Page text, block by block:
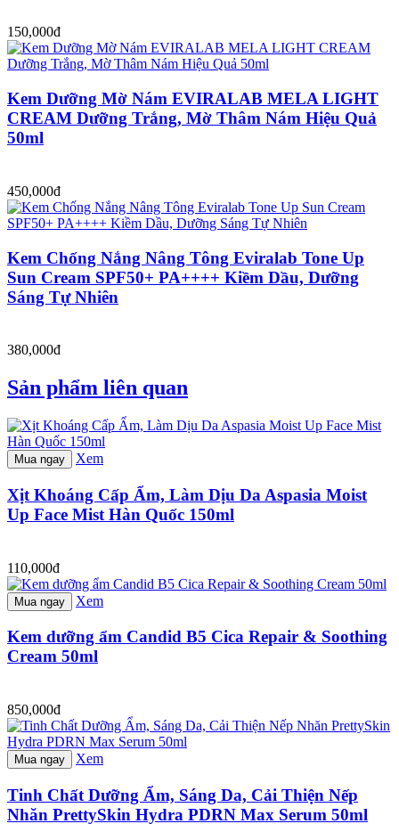
150,000đ
Kem Dưỡng Mờ Nám EVIRALAB MELA LIGHT
CREAM Dưỡng Trắng, Mờ Thâm Nám Hiệu Quả
50ml
450,000đ
Kem Chống Nắng Nâng Tông Eviralab Tone Up
Sun Cream SPF50+ PA++++ Kiềm Dầu, Dưỡng
Sáng Tự Nhiên
380,000đ
Sản phẩm liên quan
Mua ngay Xem
Xịt Khoáng Cấp Ẩm, Làm Dịu Da Aspasia Moist
Up Face Mist Hàn Quốc 150ml
110,000đ
Mua ngay Xem
Kem dưỡng ẩm Candid B5 Cica Repair & Soothing
Cream 50ml
850,000đ
Mua ngay Xem
Tinh Chất Dưỡng Ẩm, Sáng Da, Cải Thiện Nếp
Nhăn PrettySkin Hydra PDRN Max Serum 50ml